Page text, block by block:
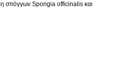
σπόγγων Spongia officinalis και